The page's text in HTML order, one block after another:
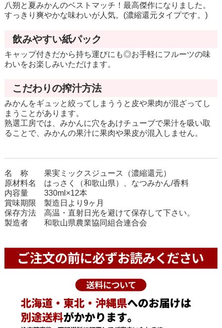
八朔と夏みかんのベストマッチ！最高傑作になりました。
すっきり爽やかな味わいが人気。(濃縮還元タイプです。)
飲みやすい紙パック
キャップ付きだから持ち運びにも◎お手軽にフルーツの味
わいをお楽しみいただけます。
こだわりの搾汁方法
みかんをギュッと絞ってしまううと皮や果肉が混ざってし
まうことがあります。
熟選工房では、みかんに穴をあけチューブで果汁を吸い取
ることで、みかんの果汁に果肉や果皮が混入しません。
名 称 果実ミックスジュース（濃縮還元）
原材料名 はっさく（和歌山県）、なつみかん/香料
内容量 330ml×12本
賞味期限 製造日より9ヶ月
保存方法 高温・直射日光を避けて保存して下さい。
製造者 和歌山県農業協同組合連合会